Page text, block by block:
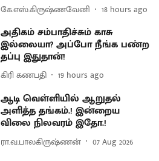
கே.எஸ்.கிருஷ்ணவேனி 18 hours ago
அதிகம் சம்பாதிச்சும் காசு
இல்லையா? அப்போ நீங்க பண்ற
தப்பு இதுதான்!
கிரி கணபதி 19 hours ago
ஆடி வெள்ளியில் ஆறுதல்
அளித்த தங்கம்.! இன்றைய
விலை நிலவரம் இதோ.!
ரா.வ.பாலகிருஷ்ணன் 07 Aug 2026